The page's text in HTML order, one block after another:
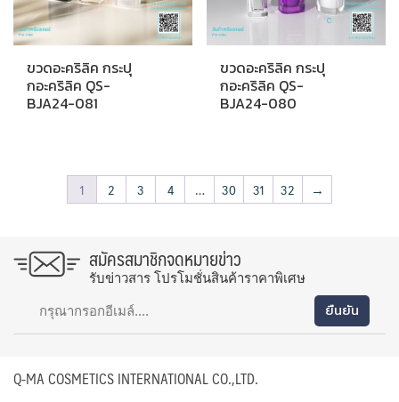
ขวดอะคริลิค กระปุ
กอะคริลิค QS-
BJA24-081
ขวดอะคริลิค กระปุ
กอะคริลิค QS-
BJA24-080
1 2 3 4 … 30 31 32 →
สมัครสมาชิกจดหมายข่าว
รับข่าวสาร โปรโมชั่นสินค้าราคาพิเศษ
Q-MA COSMETICS INTERNATIONAL CO.,LTD.